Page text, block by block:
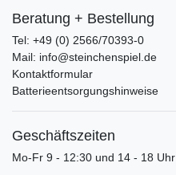
Beratung + Bestellung
Tel: +49 (0) 2566/70393-0
Mail: info@steinchenspiel.de
Kontaktformular
Batterieentsorgungshinweise
Geschäftszeiten
Mo-Fr 9 - 12:30 und 14 - 18 Uhr